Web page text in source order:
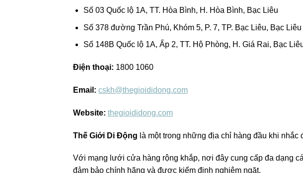
Số 03 Quốc lộ 1A, TT. Hòa Bình, H. Hòa Bình, Bạc Liêu
Số 378 đường Trần Phú, Khóm 5, P. 7, TP. Bạc Liêu, Bạc Liêu
Số 148B Quốc lộ 1A, Ấp 2, TT. Hộ Phòng, H. Giá Rai, Bạc
Điện thoại: 1800 1060
Email: cskh@thegioididong.com
Website: thegioididong.com
Thế Giới Di Động là một trong những địa chỉ hàng đầu khi nhắc
Với mạng lưới cửa hàng rộng khắp, nơi đây cung cấp đa dạng
đảm bảo chính hãng và được kiểm định nghiêm ngặt.